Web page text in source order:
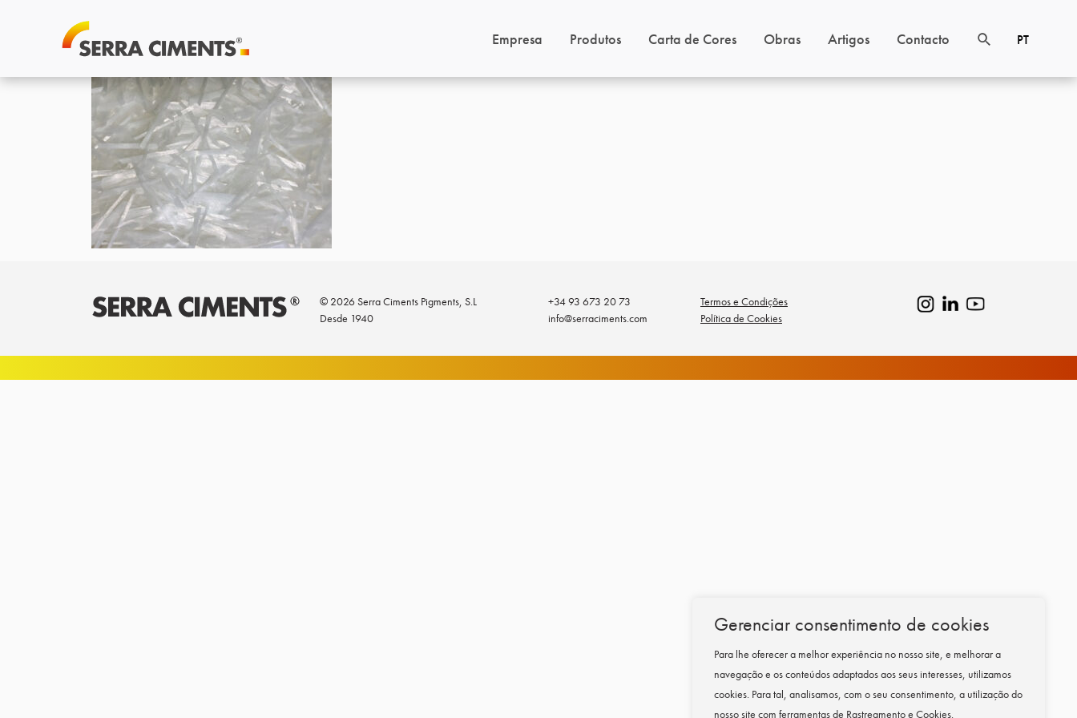
Gerenciar consentimento de cookies
Para lhe oferecer a melhor experiência no nosso site, e melhorar a
navegação e os conteúdos adaptados aos seus interesses, utilizamos
cookies. Para tal, analisamos, com o seu consentimento, a utilização do
nosso site com ferramentas de Rastreamento e Cookies.
Empresa Produtos Carta de Cores Obras Artigos Contacto PT
© 2026 Serra Ciments Pigments, S.L
Desde 1940
+34 93 673 20 73
info@serraciments.com
Termos e Condições
Política de Cookies